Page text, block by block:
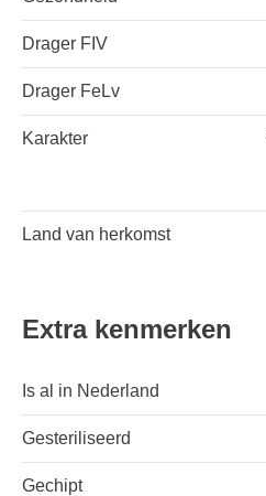
Drager FIV
Drager FeLv
Karakter
Land van herkomst
Extra kenmerken
Is al in Nederland
Gesteriliseerd
Gechipt